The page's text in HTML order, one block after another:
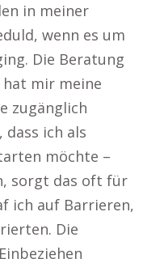
in meiner
wenn es um
Die Beratung
mir meine
zugänglich
dass ich als
möchte –
sorgt das oft für
ich auf Barrieren,
Die